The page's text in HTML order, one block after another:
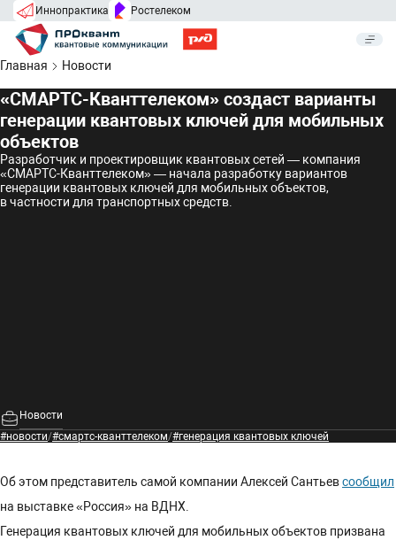
Иннопрактика Ростелеком
Главная Новости
«СМАРТС-Кванттелеком» создаст варианты
генерации квантовых ключей для мобильных
объектов
Разработчик и проектировщик квантовых сетей — компания
«СМАРТС-Кванттелеком» — начала разработку вариантов
генерации квантовых ключей для мобильных объектов,
в частности для транспортных средств.
Новости
#новости/#смартс-кванттелеком/#генерация квантовых ключей
Об этом представитель самой компании Алексей Сантьевсообщил
на выставке «Россия» на ВДНХ.
Генерация квантовых ключей для мобильных объектов призвана